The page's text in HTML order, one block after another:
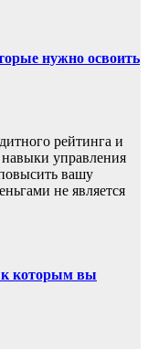
нужно освоить
рейтинга и
управления
вашу
не является
к которым вы